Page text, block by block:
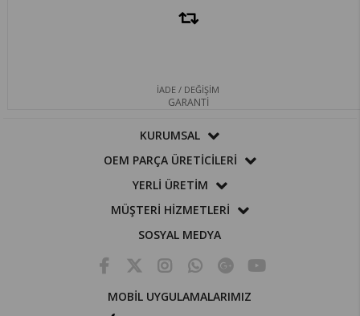
İADE / DEĞİŞİM
GARANTİ
KURUMSAL
OEM PARÇA ÜRETİCİLERİ
YERLİ ÜRETİM
MÜŞTERİ HİZMETLERİ
SOSYAL MEDYA
MOBİL UYGULAMALARIMIZ